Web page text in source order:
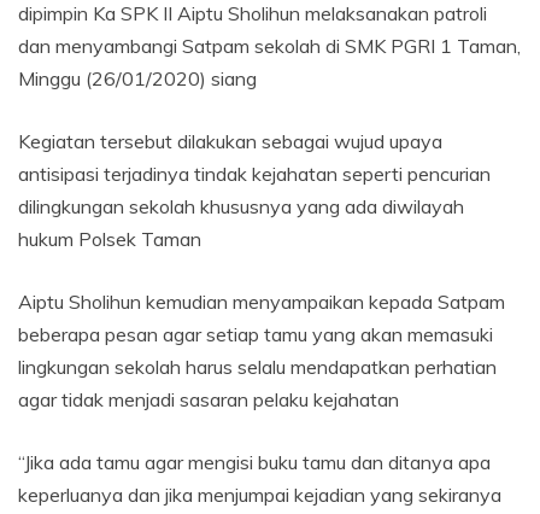
dipimpin Ka SPK II Aiptu Sholihun melaksanakan patroli
dan menyambangi Satpam sekolah di SMK PGRI 1 Taman,
Minggu (26/01/2020) siang
Kegiatan tersebut dilakukan sebagai wujud upaya
antisipasi terjadinya tindak kejahatan seperti pencurian
dilingkungan sekolah khususnya yang ada diwilayah
hukum Polsek Taman
Aiptu Sholihun kemudian menyampaikan kepada Satpam
beberapa pesan agar setiap tamu yang akan memasuki
lingkungan sekolah harus selalu mendapatkan perhatian
agar tidak menjadi sasaran pelaku kejahatan
“Jika ada tamu agar mengisi buku tamu dan ditanya apa
keperluanya dan jika menjumpai kejadian yang sekiranya